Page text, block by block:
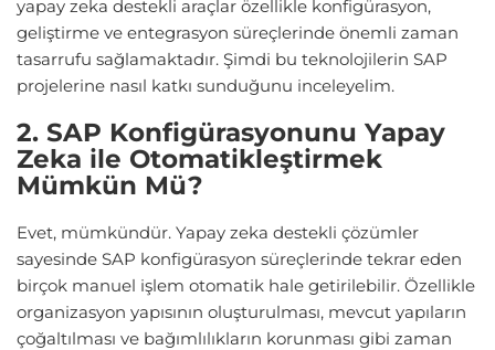
yapay zeka destekli araçlar özellikle konfigürasyon,
geliştirme ve entegrasyon süreçlerinde önemli zaman
tasarrufu sağlamaktadır. Şimdi bu teknolojilerin SAP
projelerine nasıl katkı sunduğunu inceleyelim.
2. SAP Konfigürasyonunu Yapay
Zeka ile Otomatikleştirmek
Mümkün Mü?
Evet, mümkündür. Yapay zeka destekli çözümler
sayesinde SAP konfigürasyon süreçlerinde tekrar eden
birçok manuel işlem otomatik hale getirilebilir. Özellikle
organizasyon yapısının oluşturulması, mevcut yapıların
çoğaltılması ve bağımlılıkların korunması gibi zaman